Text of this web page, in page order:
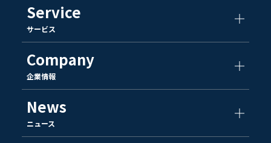
Service
サービス
Company
企業情報
News
ニュース